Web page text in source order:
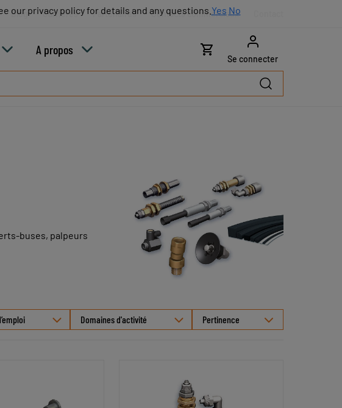
Blog Carrières Partenaires Contacts commerciaux
A propos
Se connecter
buses, palpeurs
le
Domaines d'activité
our privacy policy for details and any questions. Yes No
our privacy policy for details and any questions. Yes No